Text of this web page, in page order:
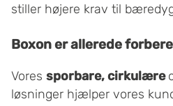
stiller højere krav til
Boxon er allerede
Vores sporbare, cirkulære
løsninger hjælper vores